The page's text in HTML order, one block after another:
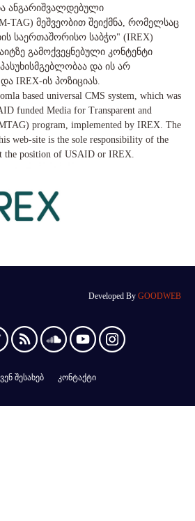
ანგარიშვალდებული
TAG) მეშვეობით შეიქმნა, რომელსაც
საერთაშორისო საბჭო" (IREX)
გამოქვეყნებული კონტენტი
და ის არ
IREX-ის პოზიციას.
based universal CMS system, which was
funded Media for Transparent and
program, implemented by IREX. The
web-site is the sole responsibility of the
the position of USAID or IREX.
Developed By GOODWEB
შესახებ კონტაქტი